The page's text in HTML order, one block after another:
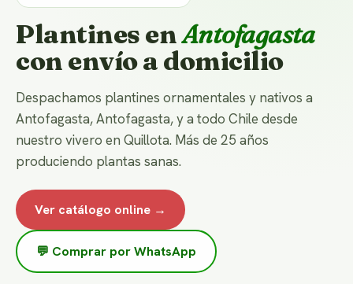
Plantines enAntofagasta
con envío a domicilio
Despachamos plantines ornamentales y nativos a
Antofagasta, Antofagasta, y a todo Chile desde
nuestro vivero en Quillota. Más de 25 años
produciendo plantas sanas.
Ver catálogo online →
💬 Comprar por WhatsApp